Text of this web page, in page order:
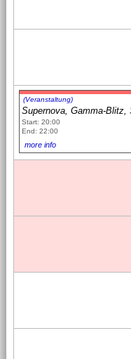
(Veranstaltung)
Supernova, Gamma-Blitz,
Start: 20:00
End: 22:00
more info